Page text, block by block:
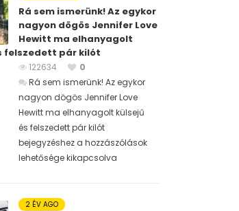
Rá sem ismerünk! Az egykor
nagyon dögös Jennifer Love
Hewitt ma elhanyagolt
felszedett pár kilót
122634
0
Rá sem ismerünk! Az egykor
nagyon dögös Jennifer Love
Hewitt ma elhanyagolt külsejű
és felszedett pár kilót
bejegyzéshez a hozzászólások
lehetősége kikapcsolva
2 ÉV AGO